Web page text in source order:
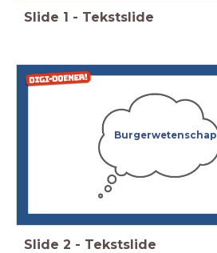
Slide 1 - Tekstslide
Burgerwetenschap
Slide 2 - Tekstslide